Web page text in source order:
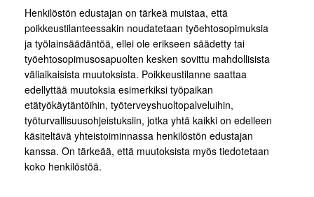
Henkilöstön edustajan on tärkeä muistaa, että
poikkeustilanteessakin noudatetaan työehtosopimuksia
ja työlainsäädäntöä, ellei ole erikseen säädetty tai
työehtosopimusosapuolten kesken sovittu mahdollisista
väliaikaisista muutoksista. Poikkeustilanne saattaa
edellyttää muutoksia esimerkiksi työpaikan
etätyökäytäntöihin, työterveyshuoltopalveluihin,
työturvallisuusohjeistuksiin, jotka yhtä kaikki on edelleen
käsiteltävä yhteistoiminnassa henkilöstön edustajan
kanssa. On tärkeää, että muutoksista myös tiedotetaan
koko henkilöstöä.